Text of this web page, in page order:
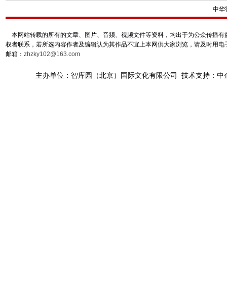
中华
本网站转载的所有的文章、图片、音频、视频文件等资料，均出于为公众传播
权者联系，若所选内容作者及编辑认为其作品不宜上本网供大家浏览，请及时用
邮箱： zhzky102@163.com
主办单位：智库园（北京）国际文化有限公司 技术支持：